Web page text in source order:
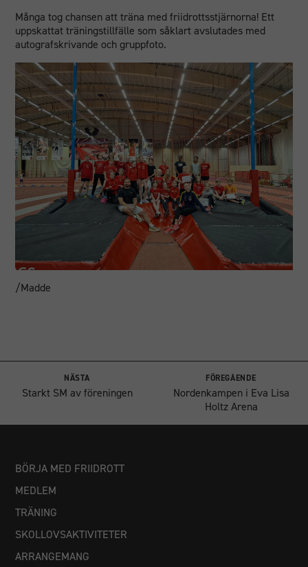
Många tog chansen att träna med friidrottsstjärnorna! Ett
uppskattat träningstillfälle som såklart avslutades med
autografskrivande och gruppfoto.
/Madde
NÄSTA
Starkt SM av föreningen
FÖREGÅENDE
Nordenkampen i Eva Lisa
Holtz Arena
BÖRJA MED FRIIDROTT
MEDLEM
TRÄNING
SKOLLOVSAKTIVITETER
ARRANGEMANG